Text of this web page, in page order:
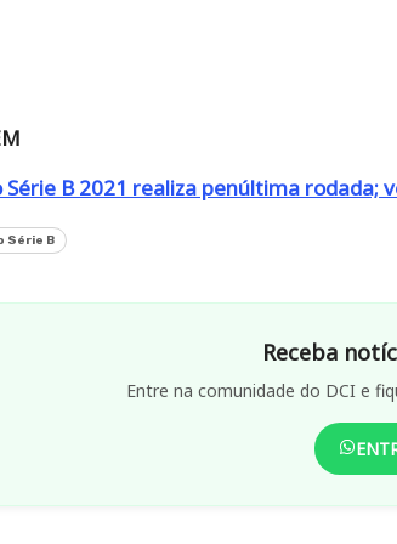
Série B 2021 realiza penúltima rodada;
Série B
Receba
Entre na comunidade do DCI e